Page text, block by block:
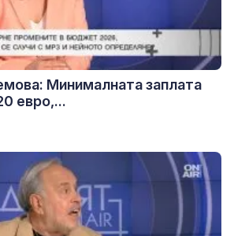
Минималната заплата
евро,...